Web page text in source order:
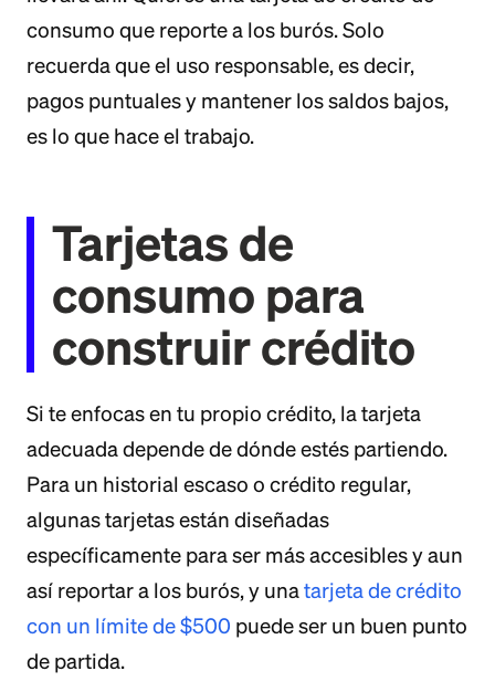
consumo que reporte a los burós. Solo
recuerda que el uso responsable, es decir,
pagos puntuales y mantener los saldos bajos,
es lo que hace el trabajo.
Tarjetas de
consumo para
construir crédito
Si te enfocas en tu propio crédito, la tarjeta
adecuada depende de dónde estés partiendo.
Para un historial escaso o crédito regular,
algunas tarjetas están diseñadas
específicamente para ser más accesibles y aun
así reportar a los burós, y unatarjeta de crédito
con un límite de $500 puede ser un buen punto
de partida.